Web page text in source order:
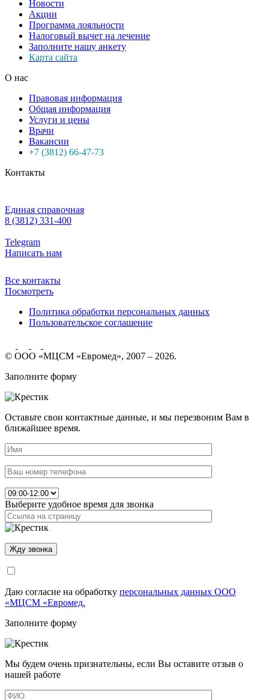
Новости
Акции
Программа лояльности
Налоговый вычет на лечение
Заполните нашу анкету
Карта сайта
О нас
Правовая информация
Общая информация
Услуги и цены
Врачи
Вакансии
+7 (3812) 66-47-73
Контакты
Единая справочная
8 (3812) 331-400
Telegram
Написать нам
Все контакты
Посмотреть
Политика обработки персональных данных
Пользовательское соглашение
© ООО «МЦСМ «Евромед», 2007 – 2026.
Заполните форму
Оставьте свои контактные данные, и мы перезвоним Вам в
ближайшее время.
Выберите удобное время для звонка
Даю согласие на обработку персональных данных ООО
«МЦСМ «Евромед.
Заполните форму
Мы будем очень признательны, если Вы оставите отзыв о
нашей работе